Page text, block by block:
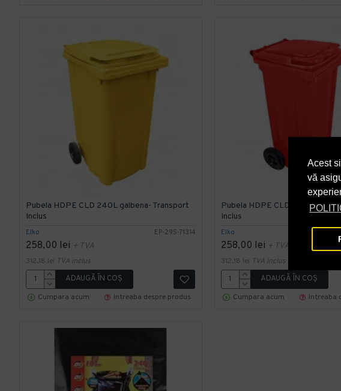
Acest
vă
Elko EP-295-71314
Pubela HDPE CLD 240L galbena- Transport
Inclus
258,00 lei + TVA
312,18 lei TVA inclus
ADAUGĂ ÎN COŞ
Cumpara acum
Intreaba despre produs
Elko
Pubela HDPE CLD 240L rosie -
Inclus
258,00 lei + TVA
312,18 lei TVA inclus
ADAUGĂ ÎN COŞ
Cumpara acum
Intreaba